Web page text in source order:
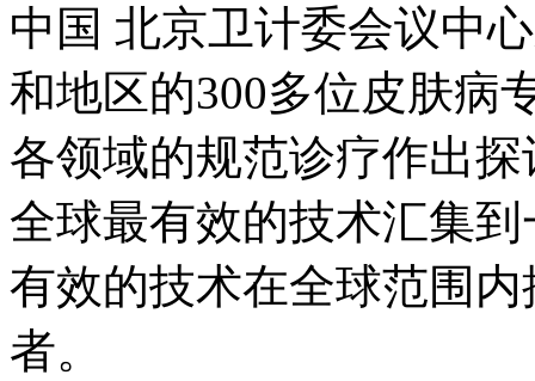
中国 北京卫计委会议中
和地区的300多位皮肤病
各领域的规范诊疗作出
全球最有效的技术汇集
有效的技术在全球范围
者。